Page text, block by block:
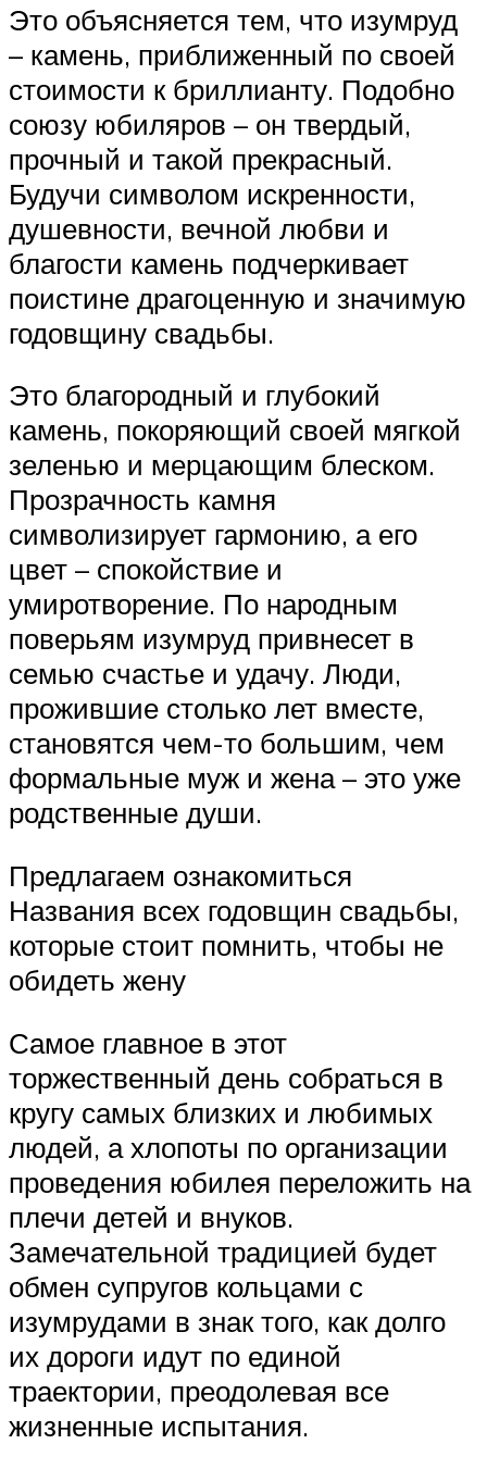
Это объясняется тем, что изумруд
– камень, приближенный по своей
стоимости к бриллианту. Подобно
союзу юбиляров – он твердый,
прочный и такой прекрасный.
Будучи символом искренности,
душевности, вечной любви и
благости камень подчеркивает
поистине драгоценную и значимую
годовщину свадьбы.
Это благородный и глубокий
камень, покоряющий своей мягкой
зеленью и мерцающим блеском.
Прозрачность камня
символизирует гармонию, а его
цвет – спокойствие и
умиротворение. По народным
поверьям изумруд привнесет в
семью счастье и удачу. Люди,
прожившие столько лет вместе,
становятся чем-то большим, чем
формальные муж и жена – это уже
родственные души.
Предлагаем ознакомиться
Названия всех годовщин свадьбы,
которые стоит помнить, чтобы не
обидеть жену
Самое главное в этот
торжественный день собраться в
кругу самых близких и любимых
людей, а хлопоты по организации
проведения юбилея переложить на
плечи детей и внуков.
Замечательной традицией будет
обмен супругов кольцами с
изумрудами в знак того, как долго
их дороги идут по единой
траектории, преодолевая все
жизненные испытания.